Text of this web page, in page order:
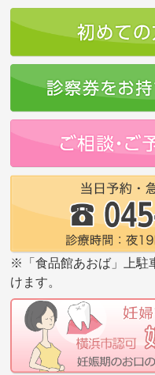
※「食品館あおば」上駐
けます。